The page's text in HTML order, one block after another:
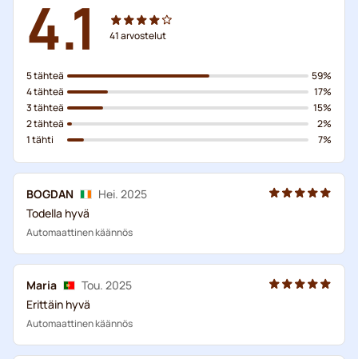
4.1 41arvostelut
5 tähteä
4 tähteä
3 tähteä
2 tähteä
1 tähti
59%
17%
15%
2%
7%
BOGDAN
Hei. 2025
Todella hyvä
Automaattinen käännös
Maria
Tou. 2025
Erittäin hyvä
Automaattinen käännös